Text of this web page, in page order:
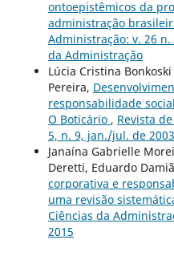
ontoepistêmicos da
administração
Administração: v. 26 n.
da Administração
Lúcia Cristina
Pereira,
responsabilidade
O Boticário , Revista
5, n. 9, jan./jul. de 2003
Janaína Gabrielle
Deretti, Eduardo
corporativa e
uma revisão
Ciências da
2015